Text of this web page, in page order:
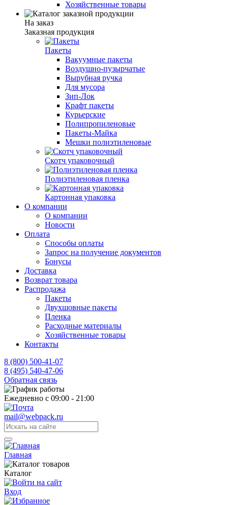
Хозяйственные товары
На заказ
Заказная продукция
Пакеты
Вакуумные пакеты
Воздушно-пузырчатые
Вырубная ручка
Для мусора
Зип-Лок
Крафт пакеты
Курьерские
Полипропиленовые
Пакеты-Майка
Мешки полиэтиленовые
Скотч упаковочный
Полиэтиленовая пленка
Картонная упаковка
О компании
О компании
Новости
Оплата
Способы оплаты
Запрос на получение документов
Бонусы
Доставка
Возврат товара
Распродажа
Пакеты
Двухшовные пакеты
Пленка
Расходные материалы
Хозяйственные товары
Контакты
8 (800) 500-41-07
8 (495) 540-47-06
Обратная связь
Ежедневно с 09:00 - 21:00
mail@webpack.ru
Главная
Каталог
Вход